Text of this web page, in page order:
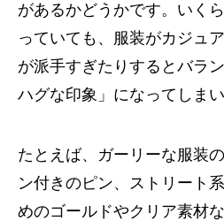
があるかどうかです。いく
っていても、服装がカジュ
が派手すぎたりするとバラ
ハグな印象」になってしまい
たとえば、ガーリーな服装
ン付きのピン、ストリート
めのゴールドやクリア素材